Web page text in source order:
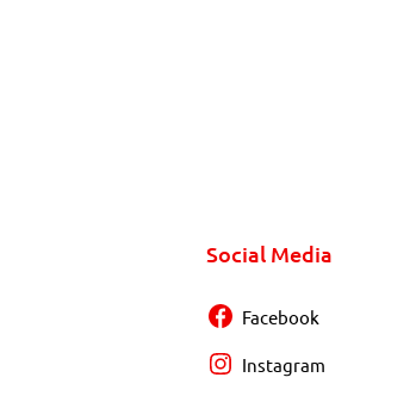
Social Media
Facebook
Instagram